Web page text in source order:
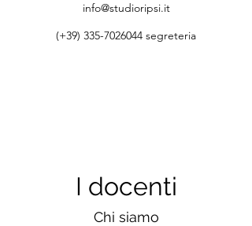
info@studioripsi.it
(+39) 335-7026044 segreteria
I docenti
Chi siamo